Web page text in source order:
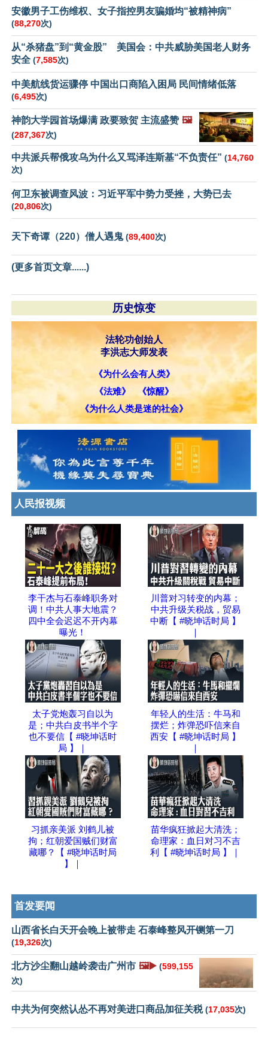
安徽男子工伤维权、女子指控男友骗婚均“被精神病”
(88,270次)
从“杀猪盘”到“黄金股” 美国会：中共威胁美国老人财务
安全 (7,585次)
中美航线货运骤停 中国出口商陷入困局 民间情绪低落
(6,495次)
神韵大学园首场爆满 政要致贺 主流盛赞 🖼️
(287,367次)
中共派兵帮俄攻乌为什么又骂泽连斯基“不负责任” (14,760
次)
何卫东被调查风波：习近平军中势力受挫，大势已去
(20,806次)
天下奇谭（220）僧人遇鬼(89,400次)
(更多首页文章......)
历史惊变
法轮功创始人
李洪志大师发表
《为什么会有人类》
《法难》
《惊醒》
《为什么人类是迷的社会》
人民报视频
李干杰与石泰峰职务对
调！中共人事大地震？
四中全会迟迟不开内幕
曝光！
川普对习转变的内幕；
中共升级关税战，贸易
中断【 #晓坤话时局 】
｜
太子党炮轰习自以为
是；中共白皮书半个字
也不要信【 #晓坤话时
局 】｜
年轻人的生活：牛马和
摆烂；炸弹恐吓信来自
西安【 #晓坤话时局 】
｜
习抓亲美派 刘鹤儿被
拘；红朝爱国贼们财富
藏哪？【 #晓坤话时局
】｜
苗华疯狂掀起大清洗；
命理家：血日对习不吉
利【 #晓坤话时局 】｜
首发要闻
山西省长白天开会晚上被带走 石泰峰整风开铡第一刀
(19,326次)
北方沙尘翻山越岭袭击广州市 🖼️▶️ (599,155
次)
中共为何突然认怂不再对美进口商品加征关税(17,035次)